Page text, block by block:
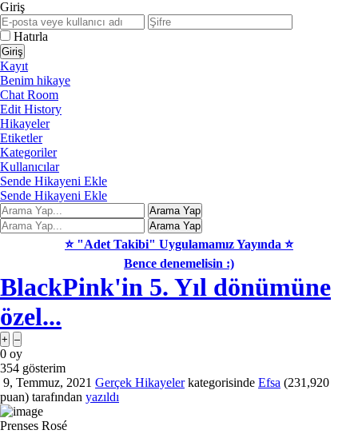
Giriş
Hatırla
Kayıt
Benim hikaye
Chat Room
Edit History
Hikayeler
Etiketler
Kategoriler
Kullanıcılar
Sende Hikayeni Ekle
Sende Hikayeni Ekle
⭐ "Adet Takibi" Uygulamamız Yayında ⭐
Bence denemelisin :)
BlackPink'in 5. Yıl dönümüne
özel...
0 oy
354 gösterim
9, Temmuz, 2021 Gerçek Hikayelerkategorisinde Efsa (231,920
puan) tarafından yazıldı
Prenses Rosé